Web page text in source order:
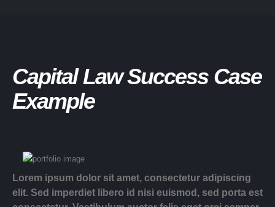
Capital Law Success Case
Example
Lorem ipsum dolor sit amet, consectetur adipiscing
elit. Sed imperdiet libero id nisi euismod, sed porta est